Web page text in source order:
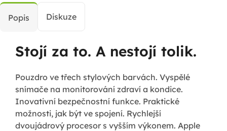
Popis Diskuze
Stojí za to. A nestojí tolik.
Pouzdro ve třech stylových barvách. Vyspělé
snímače na monitorování zdraví a kondice.
Inovativní bezpečnostní funkce. Praktické
možnosti, jak být ve spojení. Rychlejší
dvoujádrový procesor s vyšším výkonem. Apple